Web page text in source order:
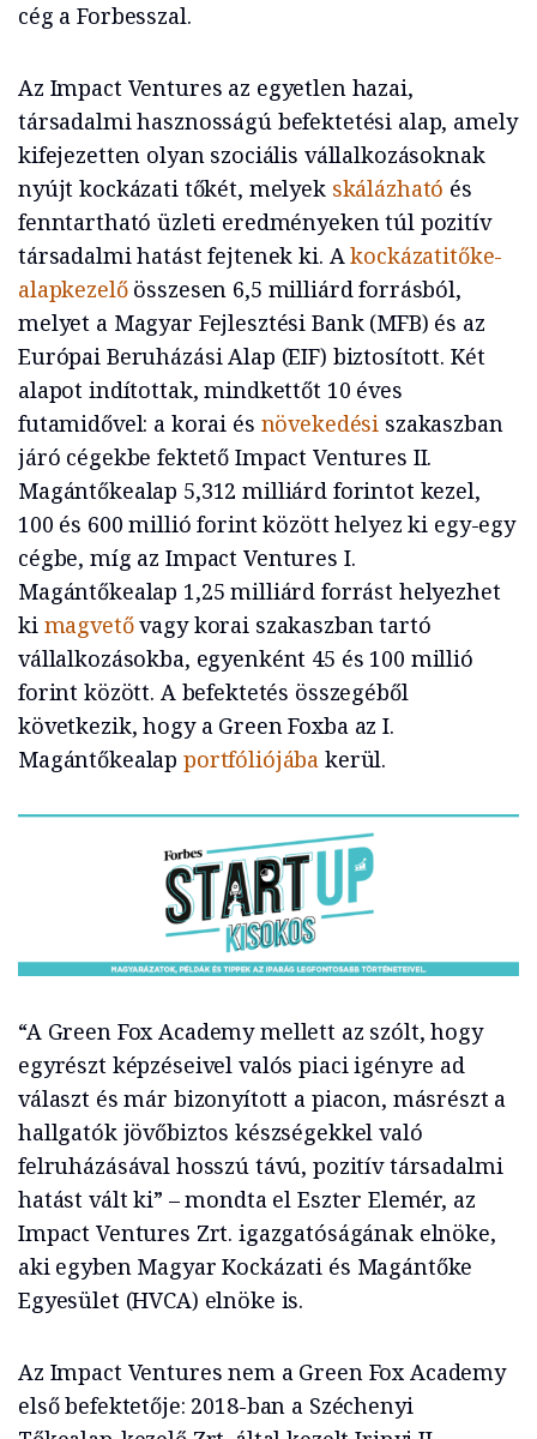
cég a Forbesszal.
Az Impact Ventures az egyetlen hazai,
társadalmi hasznosságú befektetési alap, amely
kifejezetten olyan szociális vállalkozásoknak
nyújt kockázati tőkét, melyek skálázható és
fenntartható üzleti eredményeken túl pozitív
társadalmi hatást fejtenek ki. Akockázatitőke-
alapkezelőösszesen 6,5 milliárd forrásból,
melyet a Magyar Fejlesztési Bank (MFB) és az
Európai Beruházási Alap (EIF) biztosított. Két
alapot indítottak, mindkettőt 10 éves
futamidővel: a korai és növekedési szakaszban
járó cégekbe fektető Impact Ventures II.
Magántőkealap 5,312 milliárd forintot kezel,
100 és 600 millió forint között helyez ki egy-egy
cégbe, míg az Impact Ventures I.
Magántőkealap 1,25 milliárd forrást helyezhet
ki magvetővagy korai szakaszban tartó
vállalkozásokba, egyenként 45 és 100 millió
forint között. A befektetés összegéből
következik, hogy a Green Foxba az I.
Magántőkealap portfóliójába kerül.
“A Green Fox Academy mellett az szólt, hogy
egyrészt képzéseivel valós piaci igényre ad
választ és már bizonyított a piacon, másrészt a
hallgatók jövőbiztos készségekkel való
felruházásával hosszú távú, pozitív társadalmi
hatást vált ki” – mondta el Eszter Elemér, az
Impact Ventures Zrt. igazgatóságának elnöke,
aki egyben Magyar Kockázati és Magántőke
Egyesület (HVCA) elnöke is.
Az Impact Ventures nem a Green Fox Academy
első befektetője: 2018-ban a Széchenyi